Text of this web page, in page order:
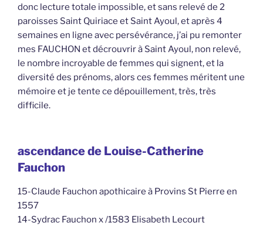
donc lecture totale impossible, et sans relevé de 2
paroisses Saint Quiriace et Saint Ayoul, et après 4
semaines en ligne avec persévérance, j’ai pu remonter
mes FAUCHON et décrouvrir à Saint Ayoul, non relevé,
le nombre incroyable de femmes qui signent, et la
diversité des prénoms, alors ces femmes méritent une
mémoire et je tente ce dépouillement, très, très
difficile.
ascendance de Louise-Catherine
Fauchon
15-Claude Fauchon apothicaire à Provins St Pierre en
1557
14-Sydrac Fauchon x /1583 Elisabeth Lecourt